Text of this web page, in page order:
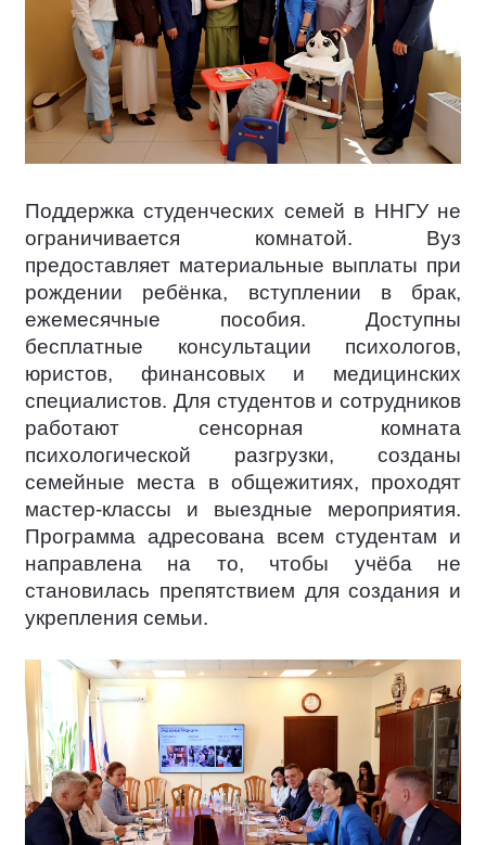
Поддержка студенческих семей в ННГУ не
ограничивается комнатой. Вуз
предоставляет материальные выплаты при
рождении ребёнка, вступлении в брак,
ежемесячные пособия. Доступны
бесплатные консультации психологов,
юристов, финансовых и медицинских
специалистов. Для студентов и сотрудников
работают сенсорная комната
психологической разгрузки, созданы
семейные места в общежитиях, проходят
мастер-классы и выездные мероприятия.
Программа адресована всем студентам и
направлена на то, чтобы учёба не
становилась препятствием для создания и
укрепления семьи.